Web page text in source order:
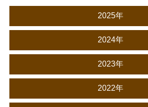
2025年
2024年
2023年
2022年